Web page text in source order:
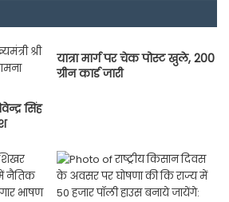
सिंह
यात्रा मार्ग पर चेक पोस्ट खुले, 200
ग्रीन कार्ड जारी